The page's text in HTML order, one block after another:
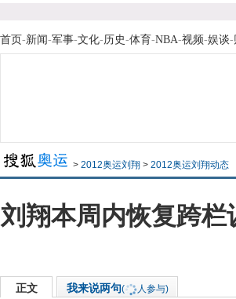
首页-新闻-军事-文化-历史-体育-NBA-视频-娱谈-
> 2012奥运刘翔 > 2012奥运刘翔动态
刘翔本周内恢复跨
正文 我来说两句( 人参与)